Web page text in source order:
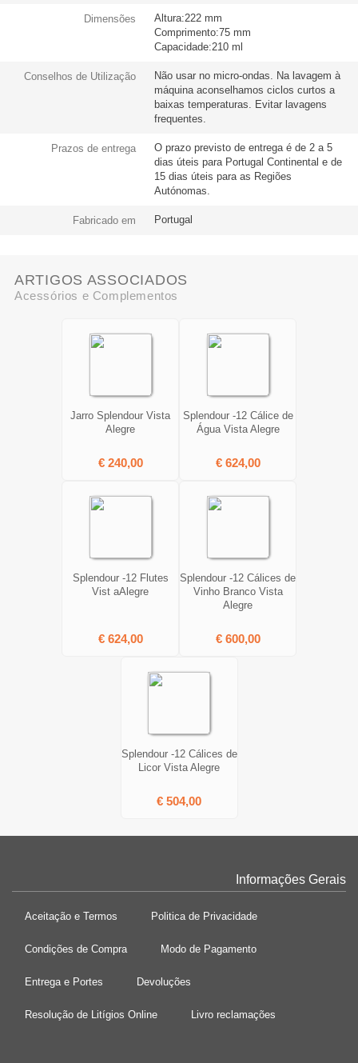
Dimensões
Altura:222 mm
Comprimento:75 mm
Capacidade:210 ml
Conselhos de Utilização
Não usar no micro-ondas. Na lavagem à
máquina aconselhamos ciclos curtos a
baixas temperaturas. Evitar lavagens
frequentes.
Prazos de entrega
O prazo previsto de entrega é de 2 a 5
dias úteis para Portugal Continental e de
15 dias úteis para as Regiões
Autónomas.
Fabricado em Portugal
ARTIGOS ASSOCIADOS
Acessórios e Complementos
Jarro Splendour Vista
Alegre
€ 240,00
Splendour -12 Cálice de
Água Vista Alegre
€ 624,00
Splendour -12 Flutes
Vist aAlegre
€ 624,00
Splendour -12 Cálices de
Vinho Branco Vista
Alegre
€ 600,00
Splendour -12 Cálices de
Licor Vista Alegre
€ 504,00
Informações Gerais
Aceitação e Termos Politica de Privacidade
Condições de Compra Modo de Pagamento
Entrega e Portes Devoluções
Resolução de Litígios Online Livro reclamações